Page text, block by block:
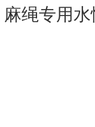
麻绳专用